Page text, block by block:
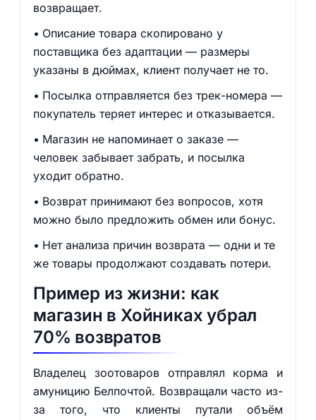
возвращает.
Описание товара скопировано у
поставщика без адаптации — размеры
указаны в дюймах, клиент получает не то.
Посылка отправляется без трек-номера —
покупатель теряет интерес и отказывается.
Магазин не напоминает о заказе —
человек забывает забрать, и посылка
уходит обратно.
Возврат принимают без вопросов, хотя
можно было предложить обмен или бонус.
Нет анализа причин возврата — одни и те
же товары продолжают создавать потери.
Пример из жизни: как
магазин в Хойниках убрал
70% возвратов
Владелец зоотоваров отправлял корма и
амуницию Белпочтой. Возвращали часто из-
за того, что клиенты путали объём